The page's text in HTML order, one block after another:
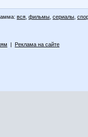
вся фильмы сериалы
| Реклама на сайте